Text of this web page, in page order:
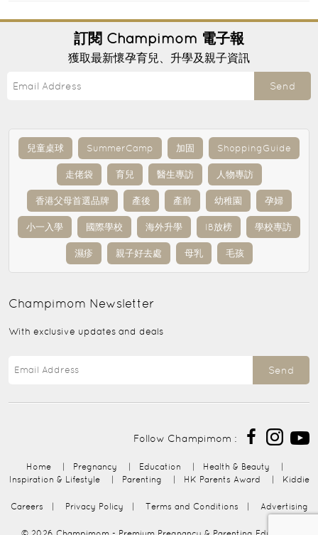
訂閱 Champimom 電子報
獲取最新懷孕育兒、升學及親子資訊
Send
兒童桌球 SummerCamp 加固 ShoppingGuide
走佬袋 育兒 醫生專訪 人物專訪
香港父母首選品牌 產後 產前 幼稚園 孕婦
小一入學 國際學校 海外升學 IB放榜 學校專訪
濕疹 親子好去處 母乳 毛孩
Champimom Newsletter
With exclusive updates and deals
Send
Follow Champimom :
Home | Pregnancy | Education | Health & Beauty
|
Inspiration & Lifestyle
| Parenting | HK Parents Award | Kiddie
Careers | Privacy Policy | Terms and Conditions | Advertising
© 2026 Champimom - Premium Pregnancy & Parenting Education